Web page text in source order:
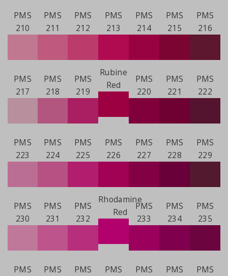
PMS
210
PMS
211
PMS
212
PMS
213
PMS
214
PMS
215
PMS
216
PMS
217
PMS
218
PMS
219
Rubine
Red
PMS
220
PMS
221
PMS
222
PMS
223
PMS
224
PMS
225
PMS
226
PMS
227
PMS
228
PMS
229
PMS
230
PMS
231
PMS
232
Rhodamine
Red
PMS
233
PMS
234
PMS
235
PMS
PMS
PMS
PMS
PMS
PMS
PMS